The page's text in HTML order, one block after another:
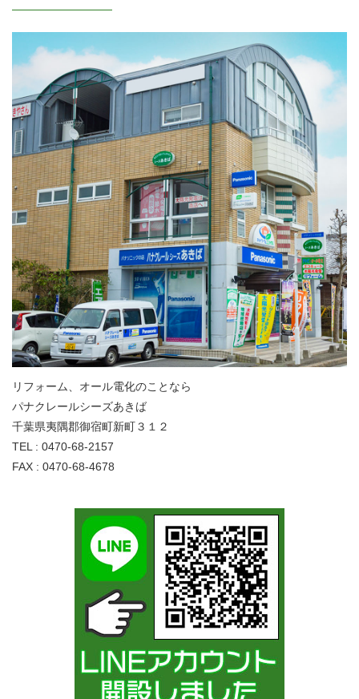
リフォーム、オール電化のことなら
パナクレールシーズあきば
千葉県夷隅郡御宿町新町３１２
TEL : 0470-68-2157
FAX : 0470-68-4678